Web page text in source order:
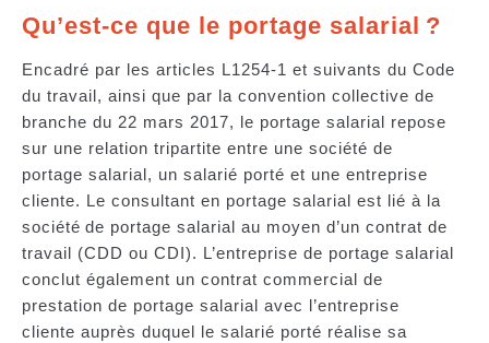
Qu’est-ce que le portage salarial ?
Encadré par les articles L1254-1 et suivants du Code
du travail, ainsi que par la convention collective de
branche du 22 mars 2017, le portage salarial repose
sur une relation tripartite entre une société de
portage salarial, un salarié porté et une entreprise
cliente. Le consultant en portage salarial est lié à la
société de portage salarial au moyen d’un contrat de
travail (CDD ou CDI). L’entreprise de portage salarial
conclut également un contrat commercial de
prestation de portage salarial avec l’entreprise
cliente auprès duquel le salarié porté réalise sa